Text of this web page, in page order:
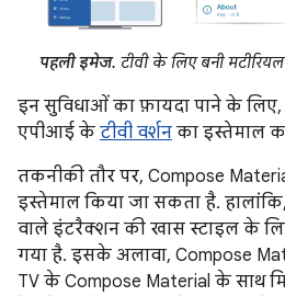
पहली इमेज. टीवी के लिए बनी
इन सुविधाओं का फ़ायदा पाने के
एपीआई के टीवी वर्शन का इस्तेमाल
तकनीकी तौर पर, Compose
इस्तेमाल किया जा सकता है.
वाले इंटरैक्शन की खास स्टाइल के
गया है. इसके अलावा, Compose
TV के Compose Material के साथ